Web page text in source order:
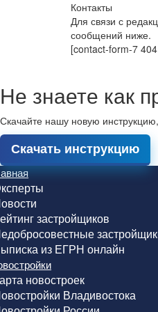
Контакты
Для связи с
сообщений ниже.
[contact-form-7
Не знаете как
Скачайте нашу новую
Скачать инструкцию
застройщиков
из ЕГРН онлайн
новостроек
Владивостока